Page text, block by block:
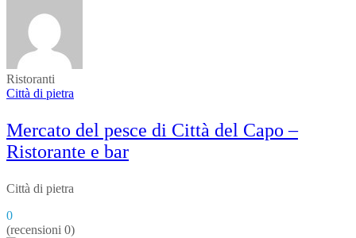
Ristoranti
Città di pietra
Mercato del pesce di Città del Capo –
Ristorante e bar
Città di pietra
0
(recensioni 0)